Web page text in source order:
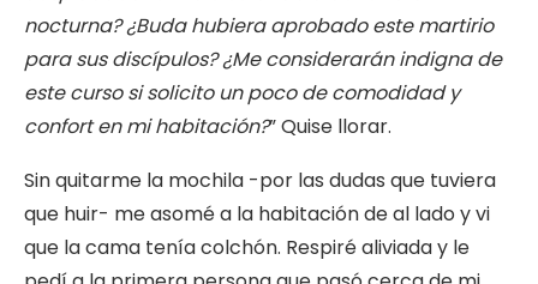
nocturna? ¿Buda hubiera aprobado este martirio
para sus discípulos? ¿Me considerarán indigna de
este curso si solicito un poco de comodidad y
confort en mi habitación?” Quise llorar.
Sin quitarme la mochila -por las dudas que tuviera
que huir- me asomé a la habitación de al lado y vi
que la cama tenía colchón. Respiré aliviada y le